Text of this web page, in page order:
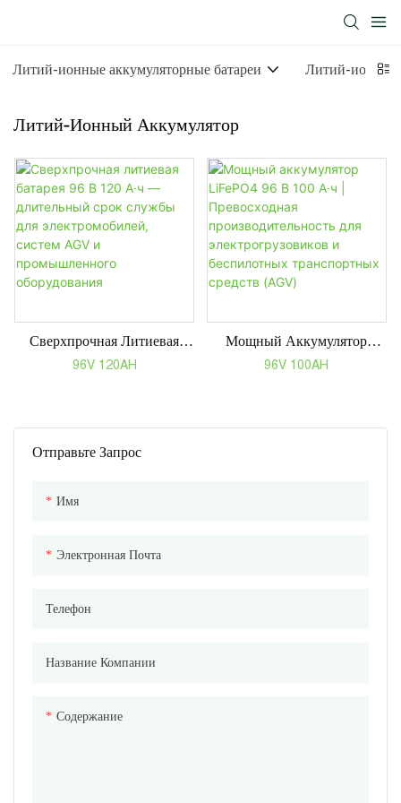
Литий-ионные аккумуляторные батареи Литий-ионный
Литий-Ионный Аккумулятор
Отправьте Запрос
Имя
Электронная Почта
Телефон
Название Компании
Содержание
Сверхпрочная Литиевая
Батарея 96 В 120 А·ч —
Систем AGV И
Промышленного
96V 120AH
Мощный Аккумулятор
LiFePO4 96 В 100 А·ч |
Электрогрузовиков И
96V 100AH